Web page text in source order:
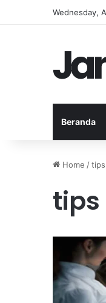
Wednesday,
Beranda
Home /